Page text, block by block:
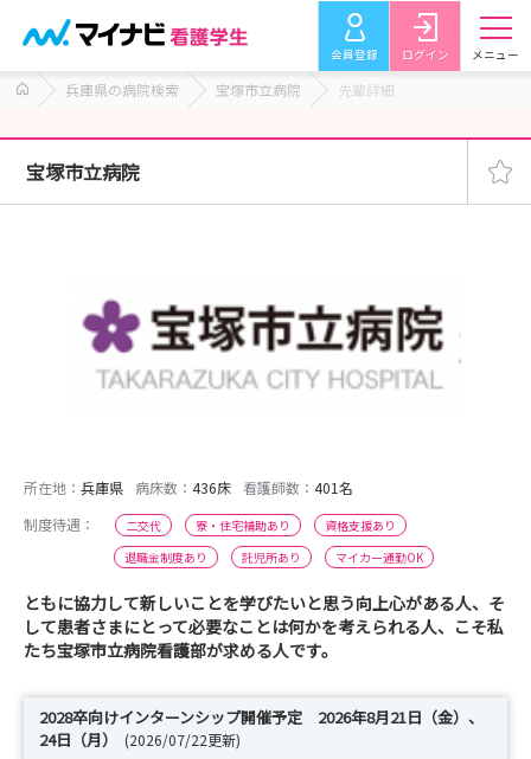
会員登録 ログイン メニュー
兵庫県の病院検索 宝塚市立病院 先輩詳細
宝塚市立病院
所在地： 兵庫県 病床数： 436床 看護師数： 401名
制度待遇：
二交代 寮・住宅補助あり
資格支援あり
退職金制度あり
託児所あり マイカー通勤OK
ともに協力して新しいことを学びたいと思う向上心がある人、そ
して患者さまにとって必要なことは何かを考えられる人、こそ私
たち宝塚市立病院看護部が求める人です。
2028卒向けインターンシップ開催予定 2026年8月21日（金）、
24日（月）
(2026/07/22更新)